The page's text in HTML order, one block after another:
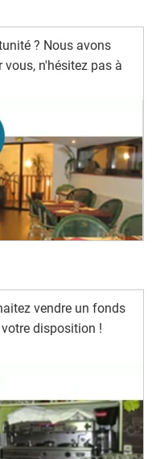
? Nous avons
n'hésitez pas à
vendre un fonds
disposition !